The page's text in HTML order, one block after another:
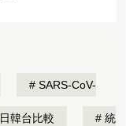
SARS-CoV-
日韓台比較 統